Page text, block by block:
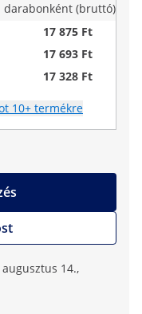
darabonként (bruttó)
17 875 Ft
17 693 Ft
17 328 Ft
10+ termékre
14.,